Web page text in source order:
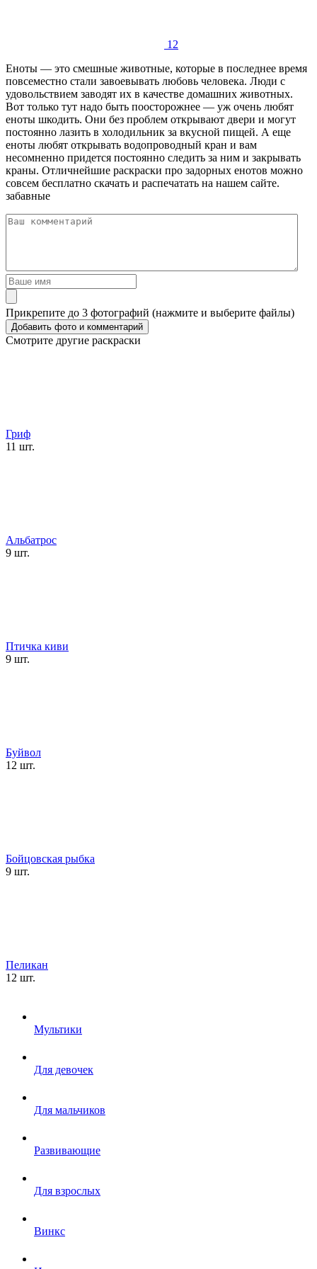
12
Еноты — это смешные животные, которые в последнее время
повсеместно стали завоевывать любовь человека. Люди с
удовольствием заводят их в качестве домашних животных.
Вот только тут надо быть поосторожнее — уж очень любят
еноты шкодить. Они без проблем открывают двери и могут
постоянно лазить в холодильник за вкусной пищей. А еще
еноты любят открывать водопроводный кран и вам
несомненно придется постоянно следить за ним и закрывать
краны. Отличнейшие раскраски про задорных енотов можно
совсем бесплатно скачать и распечатать на нашем сайте.
забавные
Прикрепите до 3 фотографий (нажмите и выберите файлы)
Смотрите другие раскраски
Гриф
11 шт.
Альбатрос
9 шт.
Птичка киви
9 шт.
Буйвол
12 шт.
Бойцовская рыбка
9 шт.
Пеликан
12 шт.
Мультики
Для девочек
Для мальчиков
Развивающие
Для взрослых
Винкс